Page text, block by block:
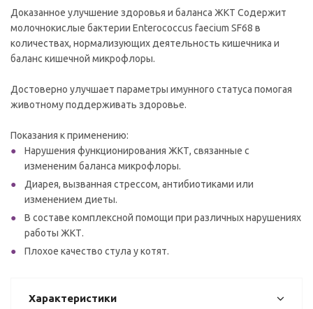
Доказанное улучшение здоровья и баланса ЖКТ Содержит
молочнокислые бактерии Enterococcus faecium SF68 в
количествах, нормализующих деятельность кишечника и
баланс кишечной микрофлоры.
Достоверно улучшает параметры имунного статуса помогая
животному поддерживать здоровье.
Показания к применению:
Нарушения функционирования ЖКТ, связанные с
измененим баланса микрофлоры.
Диарея, вызванная стрессом, антибиотиками или
изменением диеты.
В составе комплексной помощи при различных нарушениях
работы ЖКТ.
Плохое качество стула у котят.
Характеристики